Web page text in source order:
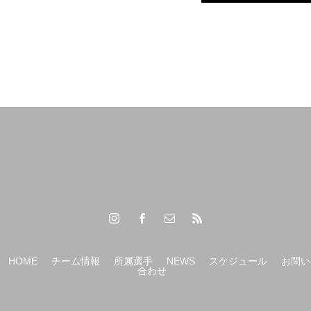
HOME チーム情報 所属選手 NEWS スケジュール
お問い
合わせ